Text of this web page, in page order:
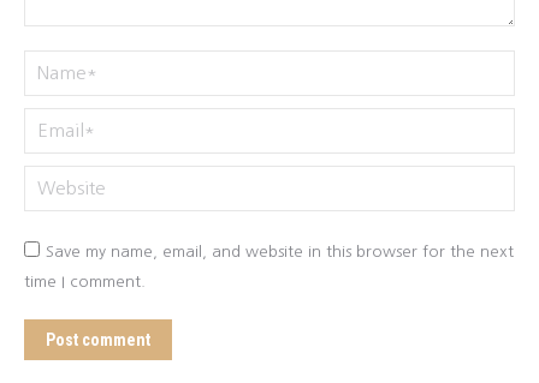
Name *
Email *
Website
Save my name, email, and website in this browser for the next
time I comment.
Post comment